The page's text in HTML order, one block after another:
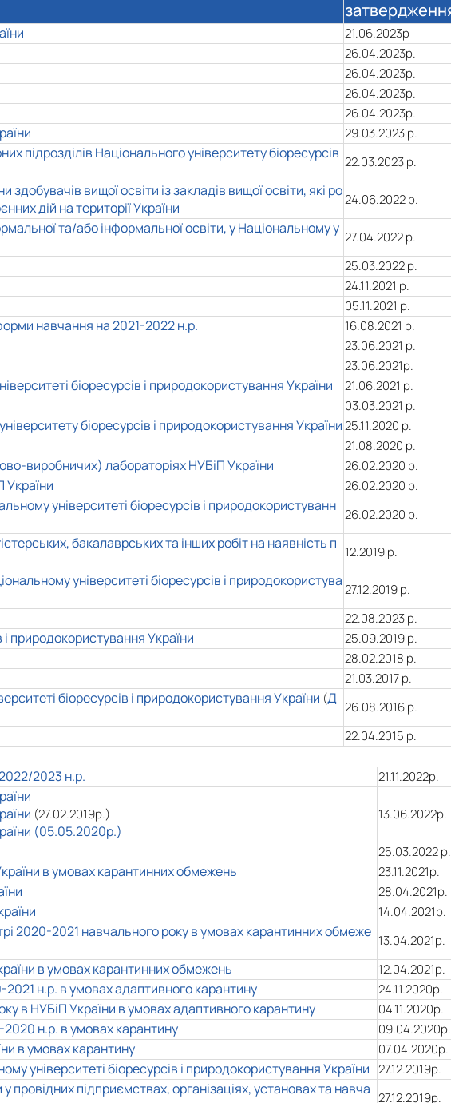
21.06.2023р
26.04.2023р.
26.04.2023р.
26.04.2023р.
26.04.2023р.
29.03.2023 р.
підрозділів Національного університету біоресурсів
22.03.2023 р.
вищої освіти із закладів вищої освіти, які ро
дій на території України
24.06.2022 р.
та/або інформальної освіти, у Національному у
27.04.2022 р.
25.03.2022 р.
24.11.2021 р.
05.11.2021 р.
навчання на 2021-2022 н.р.
16.08.2021 р.
23.06.2021 р.
23.06.2021р.
біоресурсів і природокористування України
21.06.2021 р.
03.03.2021 р.
біоресурсів і природокористування України25.11.2020 р.
21.08.2020 р.
виробничих) лабораторіях НУБіП України
26.02.2020 р.
України
26.02.2020 р.
університеті біоресурсів і природокористуванн
26.02.2020 р.
бакалаврських та інших робіт на наявність п
12.2019 р.
університеті біоресурсів і природокористува
27.12.2019 р.
22.08.2023 р.
природокористування України
25.09.2019 р.
28.02.2018 р.
21.03.2017 р.
біоресурсів і природокористування України (Д
26.08.2016 р.
22.04.2015 р.
2023 н.р. 21.11.2022р.
(27.02.2019р.)
(05.05.2020р.)
13.06.2022р.
25.03.2022 р.
в умовах карантинних обмежень
23.11.2021р.
28.04.2021р.
14.04.2021р.
2020-2021 навчального року в умовах карантинних обмеже
13.04.2021р.
в умовах карантинних обмежень
12.04.2021р.
н.р. в умовах адаптивного карантину
24.11.2020p.
в НУБіП України в умовах адаптивного карантину
04.11.2020р.
2020 н.р. в умовах карантину
09.04.2020р.
в умовах карантину
07.04.2020р.
університеті біоресурсів і природокористування України 27.12.2019р.
провідних підприємствах, організаціях, установах та навча
27.12.2019р.